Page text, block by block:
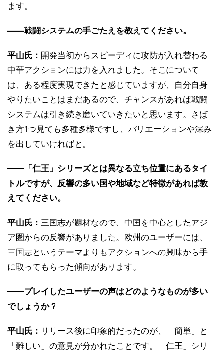
ます。
――戦闘システムの手ごたえを教えてください。
平山氏： 開発当初からスピーディに攻防が入れ替わる
中華アクションには力を入れました。そこについて
は、ある程度実現できたと感じていますが、自分自身
やりたいことはまだあるので、チャンスがあれば戦闘
システムは引き続き磨いていきたいと思います。さば
き方1つ見ても多種多様ですし、バリエーションや深み
を出していければと。
――「仁王」シリーズとは異なる立ち位置にあるタイ
トルですが、反響の多い国や地域など特徴があれば教
えてください。
平山氏： 三国志が題材なので、中国を中心としたアジ
ア圏からの反響がありました。欧州のユーザーには、
三国志というテーマよりもアクションへの興味から手
に取ってもらった傾向があります。
――プレイしたユーザーの声はどのようなものが多い
でしょうか？
平山氏： リリース後に印象的だったのが、「簡単」と
「難しい」の意見が分かれたことです。「仁王」シリ